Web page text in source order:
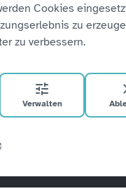
Cookies
zu
zu verbessern.
Verwalten
sind
Aufzüge. Ein